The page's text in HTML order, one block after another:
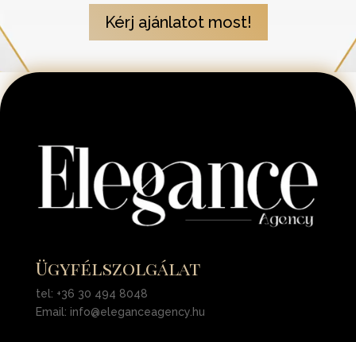
Kérj ajánlatot most!
Ügyfélszolgálat
tel: +36 30 494 8048
Email: info@eleganceagency.hu